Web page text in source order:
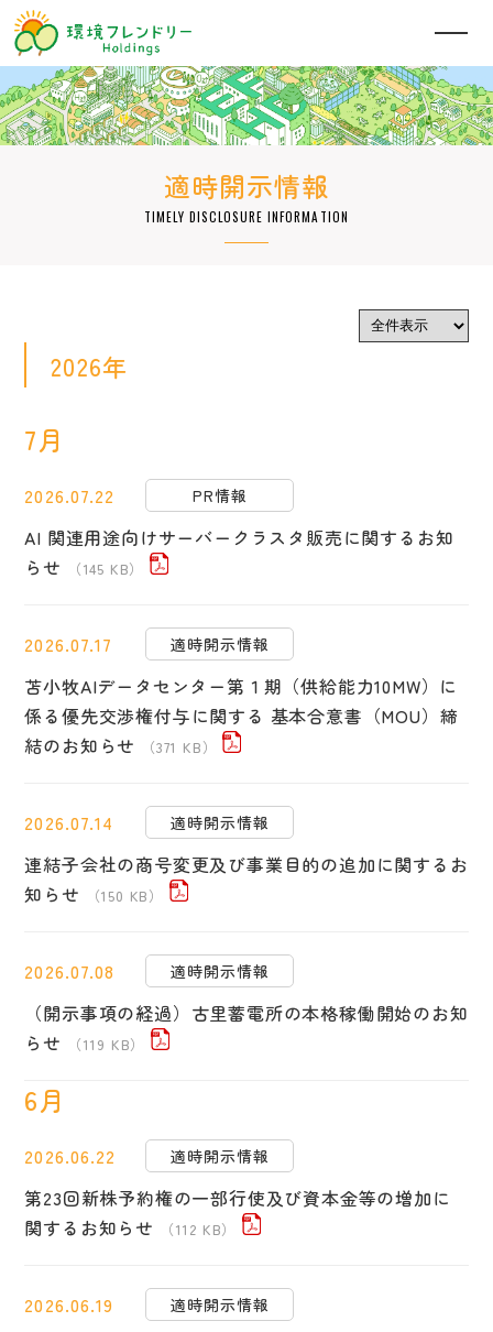
適時開示情報
TIMELY DISCLOSURE INFORMATION
2026年
7月
2026.07.22 PR情報
AI 関連用途向けサーバークラスタ販売に関するお知
らせ
（145 KB）
2026.07.17 適時開示情報
苫小牧AIデータセンター第１期（供給能力10MW）に
係る優先交渉権付与に関する 基本合意書（MOU）締
結のお知らせ
（371 KB）
2026.07.14 適時開示情報
連結子会社の商号変更及び事業目的の追加に関するお
知らせ
（150 KB）
2026.07.08 適時開示情報
（開示事項の経過）古里蓄電所の本格稼働開始のお知
らせ
（119 KB）
6月
2026.06.22 適時開示情報
第23回新株予約権の一部行使及び資本金等の増加に
関するお知らせ
（112 KB）
2026.06.19 適時開示情報